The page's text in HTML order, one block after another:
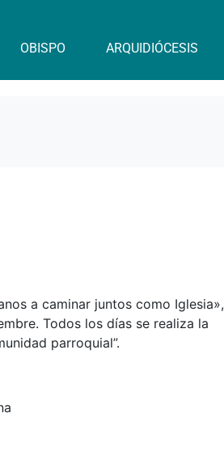
OBISPO ARQUIDIÓCESIS
a caminar juntos como Iglesia»,
Todos los días se realiza la
parroquial”.